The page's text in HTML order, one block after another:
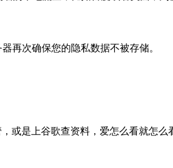
再次确保您的隐私数据不被存储。
或是上谷歌查资料，爱怎么看就怎么